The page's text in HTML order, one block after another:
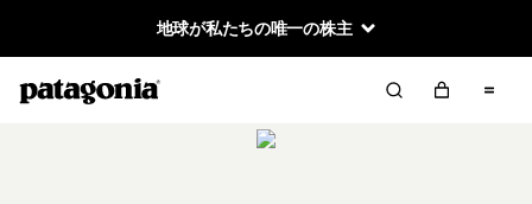
地球が私たちの唯一の株主